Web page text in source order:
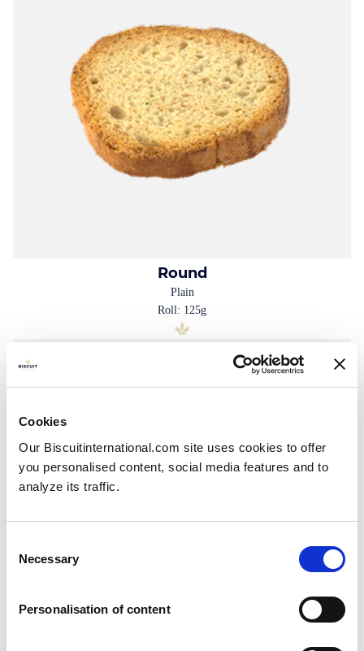
Cookies
Our Biscuitinternational.com site uses cookies to offer
you personalised content, social media features and to
analyze its traffic.
Selection
Necessary
Personalisation of content
Round
Plain
Roll: 125g